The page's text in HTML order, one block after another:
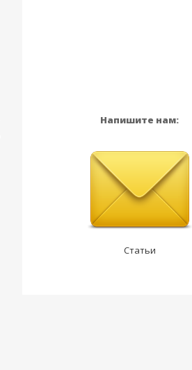
Напишите нам:
Статьи